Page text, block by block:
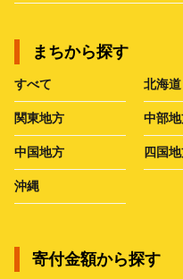
まちから探す
すべて 北海道
関東地方 中部
中国地方 四国
沖縄
寄付金額から探す